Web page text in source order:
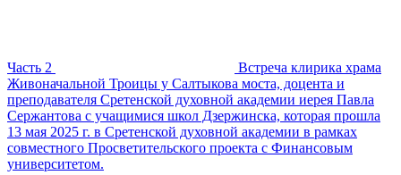
Часть 2
Встреча клирика храма
Живоначальной Троицы у Салтыкова моста, доцента и
преподавателя Сретенской духовной академии иерея Павла
Сержантова с учащимися школ Дзержинска, которая прошла
13 мая 2025 г. в Сретенской духовной академии в рамках
совместного Просветительского проекта с Финансовым
университетом.